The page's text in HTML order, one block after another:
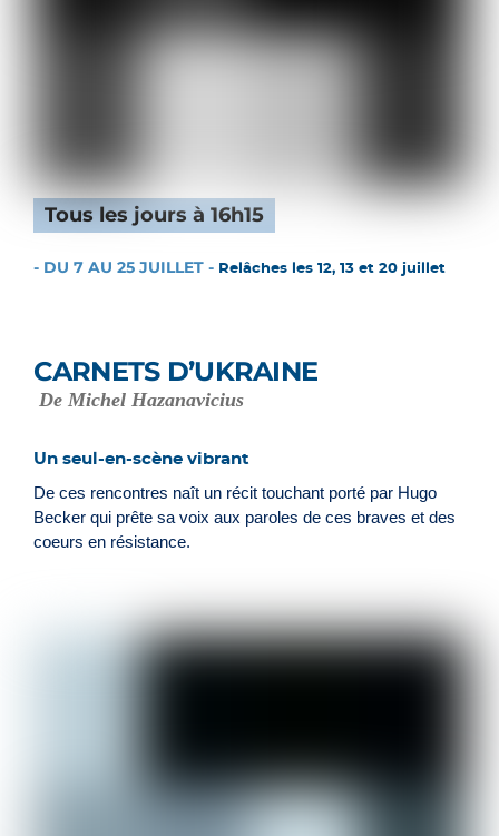
Tous les jours à 16h15
- DU 7 AU 25 JUILLET - Relâches les 12, 13 et 20 juillet
CARNETS D’UKRAINE
De Michel Hazanavicius
Un seul-en-scène vibrant
De ces rencontres naît un récit touchant porté par Hugo
Becker qui prête sa voix aux paroles de ces braves et des
coeurs en résistance.